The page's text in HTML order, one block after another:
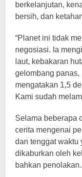
berkelanjutan,
bersih, dan
“Planet ini tidak
negosiasi. Ia
laut, kebakaran
gelombang panas,
mengatakan 1,5
Kami sudah
Selama beberapa
cerita mengenai
dan tenggat waktu
dikaburkan oleh
bahkan penolakan.